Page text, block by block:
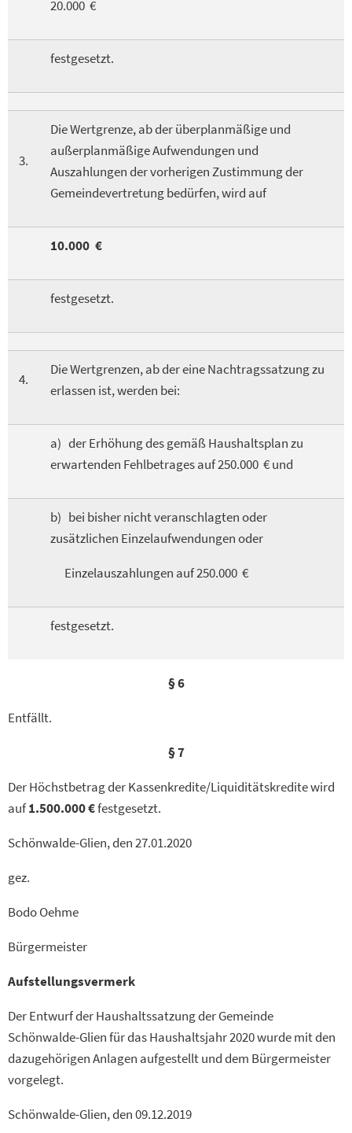
20.000 €
festgesetzt.
3.
Die Wertgrenze, ab der überplanmäßige und
außerplanmäßige Aufwendungen und
Auszahlungen der vorherigen Zustimmung der
Gemeindevertretung bedürfen, wird auf
10.000 €
festgesetzt.
4.
Die Wertgrenzen, ab der eine Nachtragssatzung zu
erlassen ist, werden bei:
a) der Erhöhung des gemäß Haushaltsplan zu
erwartenden Fehlbetrages auf 250.000 € und
b) bei bisher nicht veranschlagten oder
zusätzlichen Einzelaufwendungen oder
Einzelauszahlungen auf 250.000 €
festgesetzt.
§ 6
Entfällt.
§ 7
Der Höchstbetrag der Kassenkredite/Liquiditätskredite wird
auf1.500.000 €festgesetzt.
Schönwalde-Glien, den 27.01.2020
gez.
Bodo Oehme
Bürgermeister
Aufstellungsvermerk
Der Entwurf der Haushaltssatzung der Gemeinde
Schönwalde-Glien für das Haushaltsjahr 2020 wurde mit den
dazugehörigen Anlagen aufgestellt und dem Bürgermeister
vorgelegt.
Schönwalde-Glien, den 09.12.2019